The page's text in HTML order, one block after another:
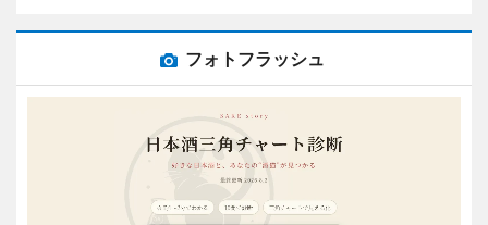
フォトフラッシュ